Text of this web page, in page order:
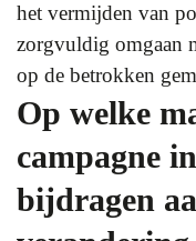
het vermijden van
zorgvuldig omgaan
op de betrokken
Op welke
campagne
bijdragen